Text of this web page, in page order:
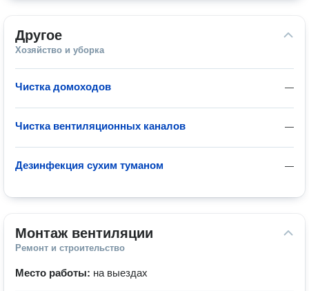
Другое
Хозяйство и уборка
—
Чистка домоходов
—
Чистка вентиляционных каналов
—
Дезинфекция сухим туманом
Монтаж вентиляции
Ремонт и строительство
Место работы: на выездах